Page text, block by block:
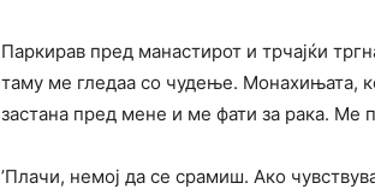
Паркирав пред манастирот и трчајќи
таму ме гледаа со чудење. Монахињата,
застана пред мене и ме фати за рака. Ме
’Плачи, немој да се срамиш. Ако